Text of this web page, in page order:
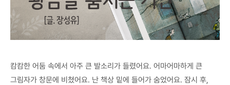
캄캄한 어둠 속에서 아주 큰 발소리가 들렸어요. 어마어마하게 큰
그림자가 창문에 비쳤어요. 난 책상 밑에 들어가 숨었어요. 잠시 후,